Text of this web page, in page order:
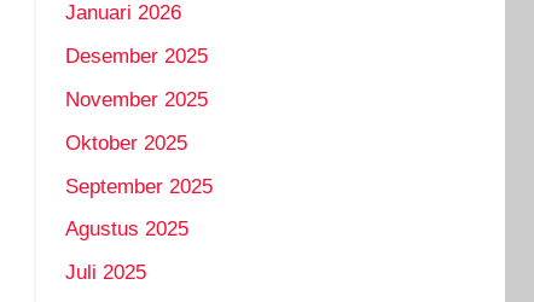
Januari 2026
Desember 2025
November 2025
Oktober 2025
September 2025
Agustus 2025
Juli 2025